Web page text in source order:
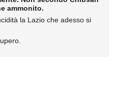
ammonito.
la Lazio che adesso si